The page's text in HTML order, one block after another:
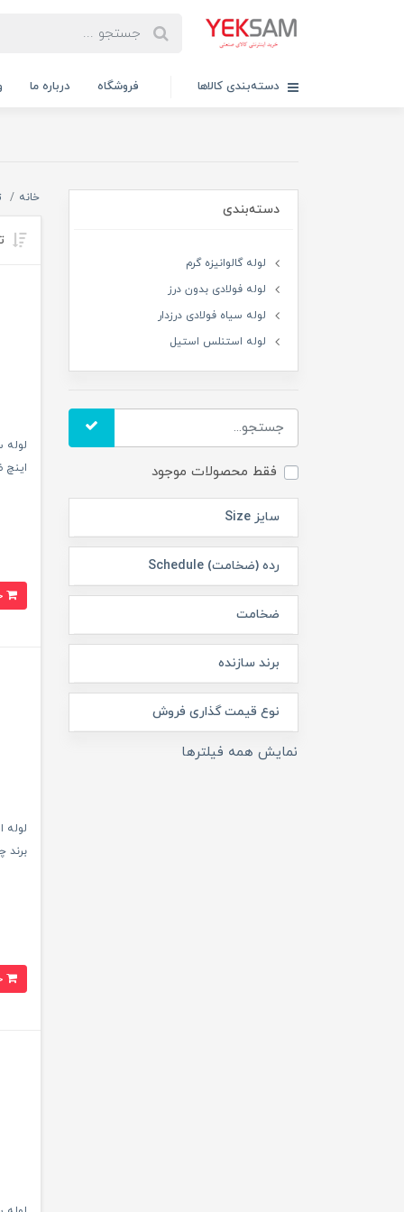
دسته‌بندی کالاها فروشگاه درباره ما
دسته‌بندی
لوله گالوانیزه گرم
لوله فولادی بدون درز
لوله سیاه فولادی درزدار
لوله استنلس استیل
فقط محصولات موجود
سایز Size
رده (ضخامت) Schedule
ضخامت
برند سازنده
نوع قیمت گذاری فروش
نمایش همه فیلترها
خانه
اینچ
برند